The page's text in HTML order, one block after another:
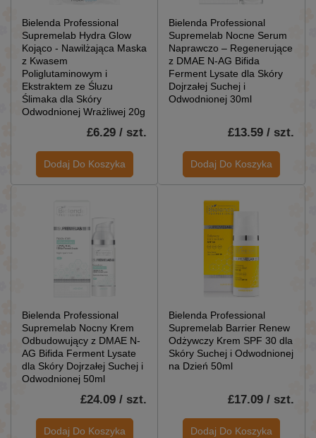
Bielenda Professional
Supremelab Hydra Glow
Kojąco - Nawilżająca Maska
z Kwasem
Poliglutaminowym i
Ekstraktem ze Śluzu
Ślimaka dla Skóry
Odwodnionej Wrażliwej 20g
£6.29 / szt.
Dodaj Do Koszyka
Bielenda Professional
Supremelab Nocne Serum
Naprawczo – Regenerujące
z DMAE N-AG Bifida
Ferment Lysate dla Skóry
Dojrzałej Suchej i
Odwodnionej 30ml
£13.59 / szt.
Dodaj Do Koszyka
Bielenda Professional
Supremelab Nocny Krem
Odbudowujący z DMAE N-
AG Bifida Ferment Lysate
dla Skóry Dojrzałej Suchej i
Odwodnionej 50ml
£24.09 / szt.
Dodaj Do Koszyka
Bielenda Professional
Supremelab Barrier Renew
Odżywczy Krem SPF 30 dla
Skóry Suchej i Odwodnionej
na Dzień 50ml
£17.09 / szt.
Dodaj Do Koszyka